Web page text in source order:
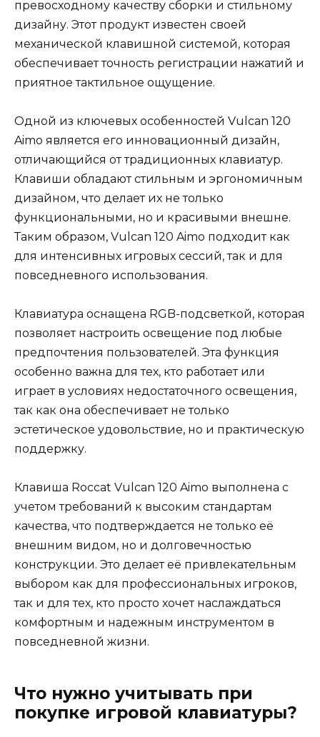
превосходному качеству сборки и стильному
дизайну. Этот продукт известен своей
механической клавишной системой, которая
обеспечивает точность регистрации нажатий и
приятное тактильное ощущение.
Одной из ключевых особенностей Vulcan 120
Aimo является его инновационный дизайн,
отличающийся от традиционных клавиатур.
Клавиши обладают стильным и эргономичным
дизайном, что делает их не только
функциональными, но и красивыми внешне.
Таким образом, Vulcan 120 Aimo подходит как
для интенсивных игровых сессий, так и для
повседневного использования.
Клавиатура оснащена RGB-подсветкой, которая
позволяет настроить освещение под любые
предпочтения пользователей. Эта функция
особенно важна для тех, кто работает или
играет в условиях недостаточного освещения,
так как она обеспечивает не только
эстетическое удовольствие, но и практическую
поддержку.
Клавиша Roccat Vulcan 120 Aimo выполнена с
учетом требований к высоким стандартам
качества, что подтверждается не только её
внешним видом, но и долговечностью
конструкции. Это делает её привлекательным
выбором как для профессиональных игроков,
так и для тех, кто просто хочет наслаждаться
комфортным и надежным инструментом в
повседневной жизни.
Что нужно учитывать при
покупке игровой клавиатуры?